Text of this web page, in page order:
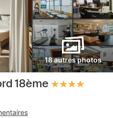
18 autres photos
18ème